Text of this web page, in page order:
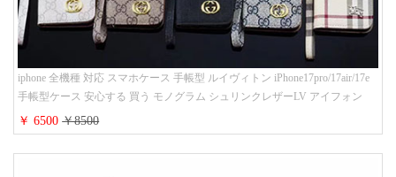
iphone 全機種 対応 スマホケース 手帳型 ルイヴィトン iPhone17pro/17air/17e
手帳型ケース 安心する 買う モノグラム シュリンクレザーLV アイフォン
16/16promaxスマホケース 手帳 多機能 グッチiphone15pro/14/13携帯ケース 大
人 レディース メンズ ストラップ付き
￥ 6500￥8500